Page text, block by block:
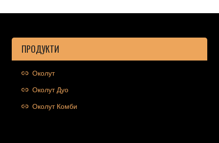
ПРОДУКТИ
Околут
Околут Дуо
Околут Комби